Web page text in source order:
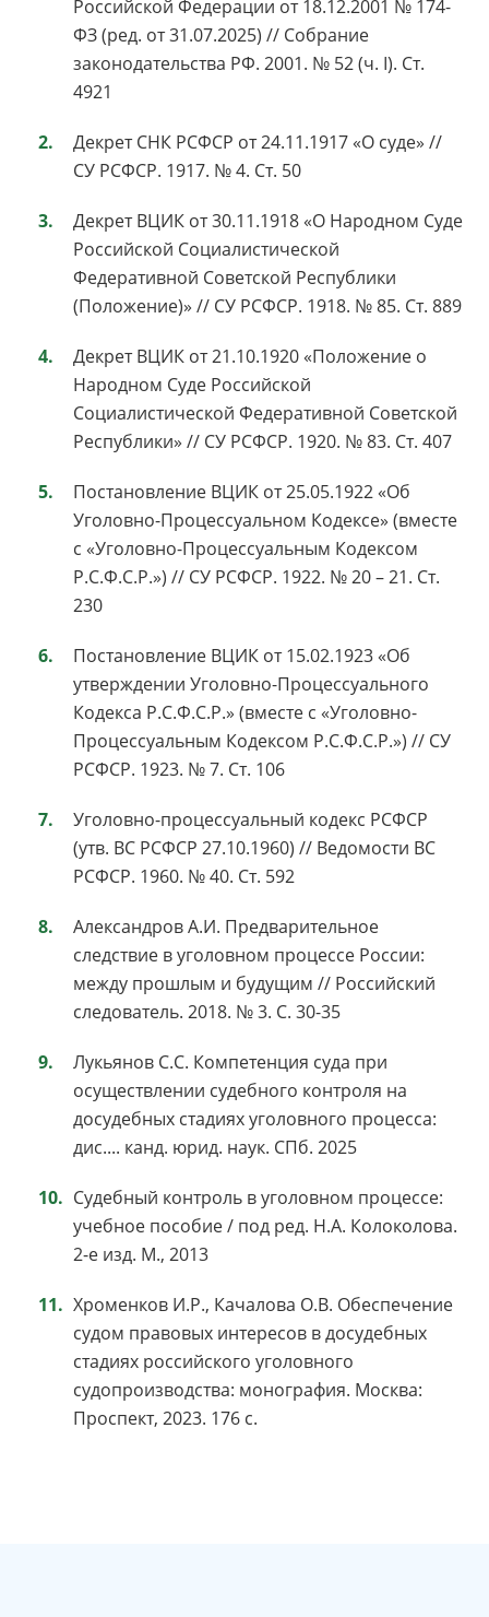
Российской Федерации от 18.12.2001 № 174-
ФЗ (ред. от 31.07.2025) // Собрание
законодательства РФ. 2001. № 52 (ч. I). Ст.
4921
Декрет СНК РСФСР от 24.11.1917 «О суде» //
СУ РСФСР. 1917. № 4. Ст. 50
Декрет ВЦИК от 30.11.1918 «О Народном Суде
Российской Социалистической
Федеративной Советской Республики
(Положение)» // СУ РСФСР. 1918. № 85. Ст. 889
Декрет ВЦИК от 21.10.1920 «Положение о
Народном Суде Российской
Социалистической Федеративной Советской
Республики» // СУ РСФСР. 1920. № 83. Ст. 407
Постановление ВЦИК от 25.05.1922 «Об
Уголовно-Процессуальном Кодексе» (вместе
с «Уголовно-Процессуальным Кодексом
Р.С.Ф.С.Р.») // СУ РСФСР. 1922. № 20 – 21. Ст.
230
Постановление ВЦИК от 15.02.1923 «Об
утверждении Уголовно-Процессуального
Кодекса Р.С.Ф.С.Р.» (вместе с «Уголовно-
Процессуальным Кодексом Р.С.Ф.С.Р.») // СУ
РСФСР. 1923. № 7. Ст. 106
Уголовно-процессуальный кодекс РСФСР
(утв. ВС РСФСР 27.10.1960) // Ведомости ВС
РСФСР. 1960. № 40. Ст. 592
Александров А.И. Предварительное
следствие в уголовном процессе России:
между прошлым и будущим // Российский
следователь. 2018. № 3. С. 30-35
Лукьянов С.С. Компетенция суда при
осуществлении судебного контроля на
досудебных стадиях уголовного процесса:
дис.... канд. юрид. наук. СПб. 2025
Судебный контроль в уголовном процессе:
учебное пособие / под ред. Н.А. Колоколова.
2-е изд. М., 2013
Хроменков И.Р., Качалова О.В. Обеспечение
судом правовых интересов в досудебных
стадиях российского уголовного
судопроизводства: монография. Москва:
Проспект, 2023. 176 с.